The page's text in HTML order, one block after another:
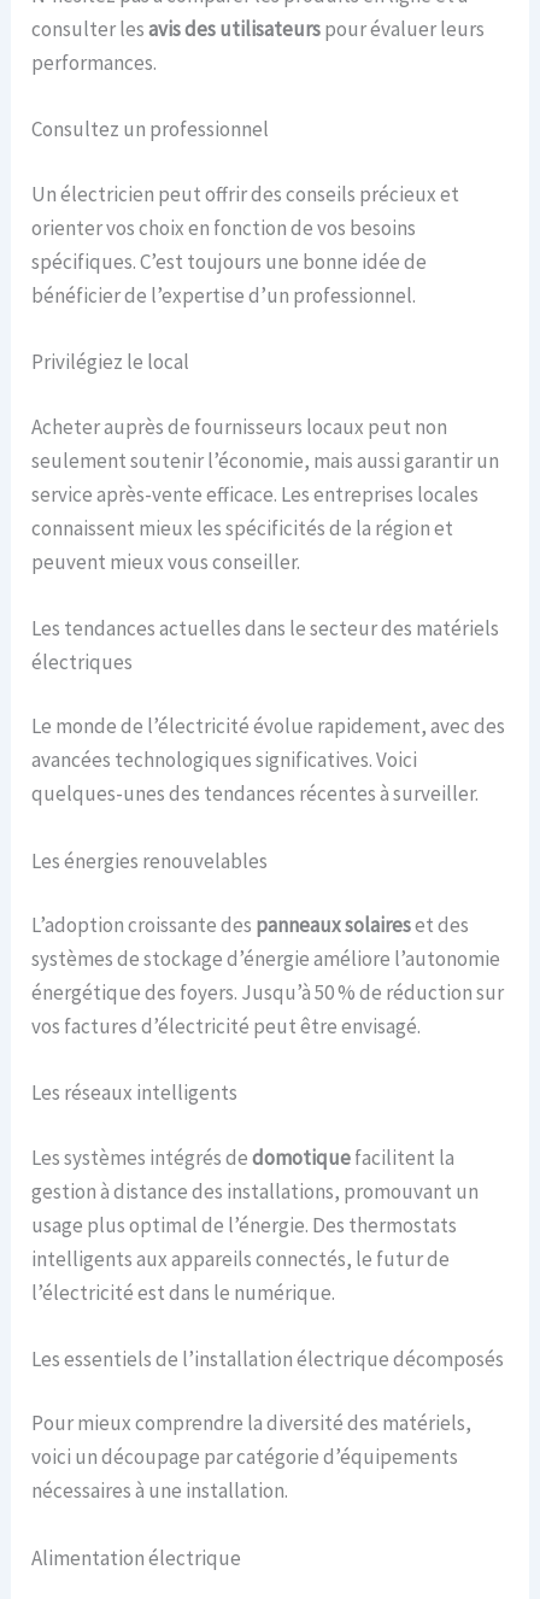
consulter lesavis des utilisateurspour évaluer leurs
performances.
Consultez un professionnel
Un électricien peut offrir des conseils précieux et
orienter vos choix en fonction de vos besoins
spécifiques. C’est toujours une bonne idée de
bénéficier de l’expertise d’un professionnel.
Privilégiez le local
Acheter auprès de fournisseurs locaux peut non
seulement soutenir l’économie, mais aussi garantir un
service après-vente efficace. Les entreprises locales
connaissent mieux les spécificités de la région et
peuvent mieux vous conseiller.
Les tendances actuelles dans le secteur des matériels
électriques
Le monde de l’électricité évolue rapidement, avec des
avancées technologiques significatives. Voici
quelques-unes des tendances récentes à surveiller.
Les énergies renouvelables
L’adoption croissante des panneaux solaireset des
systèmes de stockage d’énergie améliore l’autonomie
énergétique des foyers. Jusqu’à 50 % de réduction sur
vos factures d’électricité peut être envisagé.
Les réseaux intelligents
Les systèmes intégrés dedomotiquefacilitent la
gestion à distance des installations, promouvant un
usage plus optimal de l’énergie. Des thermostats
intelligents aux appareils connectés, le futur de
l’électricité est dans le numérique.
Les essentiels de l’installation électrique décomposés
Pour mieux comprendre la diversité des matériels,
voici un découpage par catégorie d’équipements
nécessaires à une installation.
Alimentation électrique